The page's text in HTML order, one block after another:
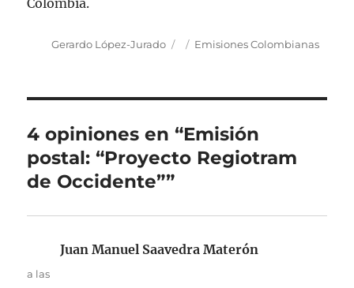
Colombia.
Autor
Gerardo López-Jurado
Publicado
Categorías
Emisiones Colombianas
4 opiniones en “Emisión
postal: “Proyecto Regiotram
de Occidente””
Juan Manuel Saavedra Materón
a las